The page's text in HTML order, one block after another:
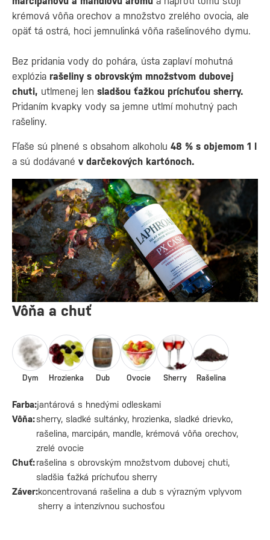
krémová vôňa orechov a množstvo zrelého ovocia, ale
opäť tá ostrá, hoci jemnulinká vôňa rašelinového dymu.
Bez pridania vody do pohára, ústa zaplaví mohutná
explózia rašeliny s obrovským množstvom dubovej
chuti, utlmenej len sladšou ťažkou príchuťou sherry.
Pridaním kvapky vody sa jemne utlmí mohutný pach
rašeliny.
Fľaše sú plnené s obsahom alkoholu 48 % s objemom 1 l
a sú dodávané v darčekových kartónoch.
Vôňa a chuť
Farba:jantárová s hnedými odleskami
Vôňa:sherry, sladké sultánky, hrozienka, sladké drievko,
rašelina, marcipán, mandle, krémová vôňa orechov,
zrelé ovocie
Chuť:rašelina s obrovským množstvom dubovej chuti,
sladšia ťažká príchuťou sherry
Záver:koncentrovaná rašelina a dub s výrazným vplyvom
sherry a intenzívnou suchosťou
Dym Hrozienka Dub Ovocie Sherry Rašelina